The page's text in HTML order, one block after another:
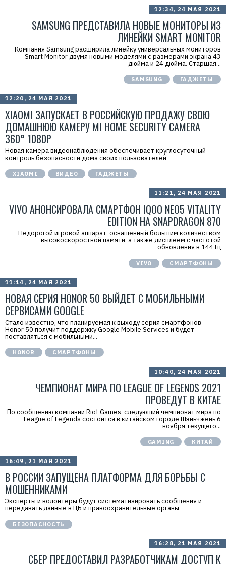
12:34, 24 МАЯ 2021
SAMSUNG ПРЕДСТАВИЛА НОВЫЕ МОНИТОРЫ ИЗ
ЛИНЕЙКИ SMART MONITOR
Компания Samsung расширила линейку универсальных мониторов
Smart Monitor двумя новыми моделями с размерами экрана 43
дюйма и 24 дюйма. Старшая...
SAMSUNG ГАДЖЕТЫ
12:20, 24 МАЯ 2021
XIAOMI ЗАПУСКАЕТ В РОССИЙСКУЮ ПРОДАЖУ СВОЮ
ДОМАШНЮЮ КАМЕРУ MI HOME SECURITY CAMERA
360° 1080P
Новая камера видеонаблюдения обеспечивает круглосуточный
контроль безопасности дома своих пользователей
XIAOMI ВИДЕО ГАДЖЕТЫ
11:21, 24 МАЯ 2021
VIVO АНОНСИРОВАЛА СМАРТФОН IQOO NEO5 VITALITY
EDITION НА SNAPDRAGON 870
Недорогой игровой аппарат, оснащенный большим количеством
высокоскоростной памяти, а также дисплеем с частотой
обновления в 144 Гц
VIVO СМАРТФОНЫ
11:14, 24 МАЯ 2021
НОВАЯ СЕРИЯ HONOR 50 ВЫЙДЕТ С МОБИЛЬНЫМИ
СЕРВИСАМИ GOOGLE
Стало известно, что планируемая к выходу серия смартфонов
Honor 50 получит поддержку Google Mobile Services и будет
поставляться с мобильными...
HONOR СМАРТФОНЫ
10:40, 24 МАЯ 2021
ЧЕМПИОНАТ МИРА ПО LEAGUE OF LEGENDS 2021
ПРОВЕДУТ В КИТАЕ
По сообщению компании Riot Games, следующий чемпионат мира по
League of Legends состоится в китайском городе Шэньчжень 6
ноября текущего...
GAMING КИТАЙ
16:49, 21 МАЯ 2021
В РОССИИ ЗАПУЩЕНА ПЛАТФОРМА ДЛЯ БОРЬБЫ С
МОШЕННИКАМИ
Эксперты и волонтеры будут систематизировать сообщения и
передавать данные в ЦБ и правоохранительные органы
БЕЗОПАСНОСТЬ
16:28, 21 МАЯ 2021
СБЕР ПРЕДОСТАВИЛ РАЗРАБОТЧИКАМ ДОСТУП К
Р
е
к